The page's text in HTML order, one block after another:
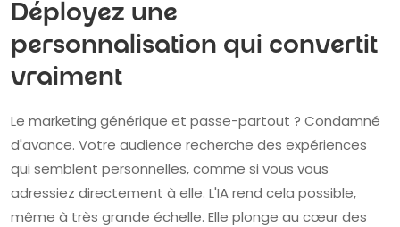
Déployez une
personnalisation qui convertit
vraiment
Le marketing générique et passe-partout ? Condamné
d'avance. Votre audience recherche des expériences
qui semblent personnelles, comme si vous vous
adressiez directement à elle. L'IA rend cela possible,
même à très grande échelle. Elle plonge au cœur des